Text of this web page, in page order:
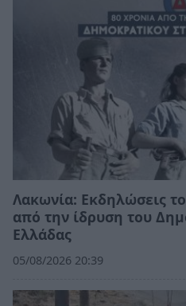
Λακωνία: Εκδηλώσεις
από την ίδρυση του
Ελλάδας
05/08/2026 20:39